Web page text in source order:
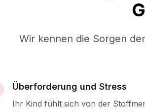
Wir kennen die Sorgen
Überforderung und Stress
Ihr Kind fühlt sich von der